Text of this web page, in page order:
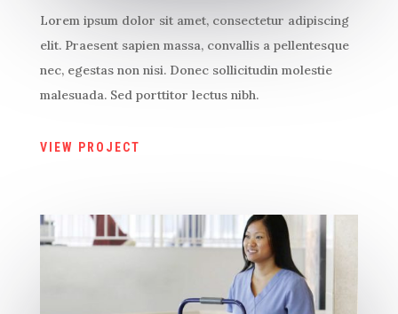
Lorem ipsum dolor sit amet, consectetur adipiscing
elit. Praesent sapien massa, convallis a pellentesque
nec, egestas non nisi. Donec sollicitudin molestie
malesuada. Sed porttitor lectus nibh.
VIEW PROJECT